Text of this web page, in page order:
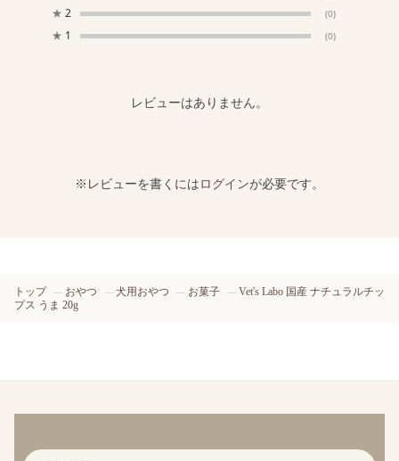
★ 2 (0)
★ 1 (0)
レビューはありません。
※レビューを書くにはログインが必要です。
トップ おやつ 犬用おやつ お菓子
Vet's Labo 国産 ナチュラルチッ
プス うま 20g